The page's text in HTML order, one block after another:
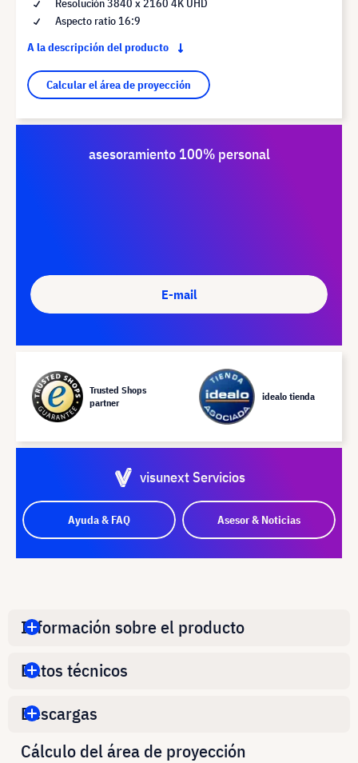
Resolución 3840 x 2160 4K UHD
Aspecto ratio 16:9
A la descripción del producto
Calcular el área de proyección
asesoramiento 100% personal
E-mail
Trusted Shops
partner
idealo tienda
visunext Servicios
Ayuda & FAQ Asesor & Noticias
Información sobre el producto
Datos técnicos
Descargas
Cálculo del área de proyección